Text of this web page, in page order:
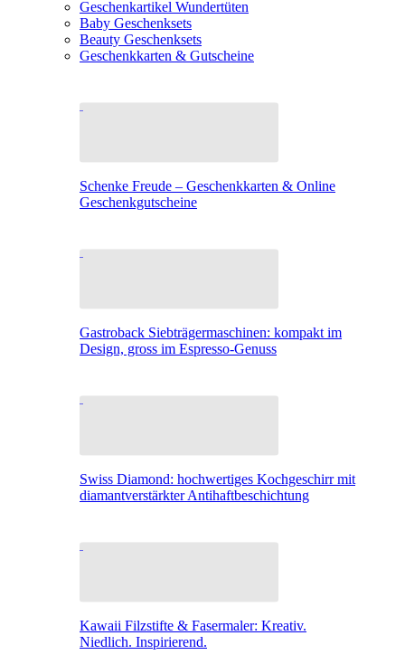
Geschenkartikel Wundertüten
Baby Geschenksets
Beauty Geschenksets
Geschenkkarten & Gutscheine
Schenke Freude – Geschenkkarten & Online
Geschenkgutscheine
Gastroback Siebträgermaschinen: kompakt im
Design, gross im Espresso-Genuss
Swiss Diamond: hochwertiges Kochgeschirr mit
diamantverstärkter Antihaftbeschichtung
Kawaii Filzstifte & Fasermaler: Kreativ.
Niedlich. Inspirierend.